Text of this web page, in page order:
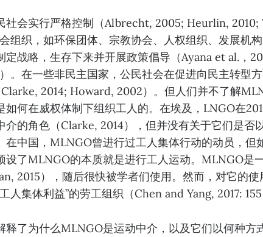
社会实行严格控制（Albrecht, 2005; Heurlin,
组织，如环保团体、宗教协会、人权组织、发展机
定战略，生存下来并开展政策倡导（Ayana et al.，
。在一些非民主国家，公民社会在促进向民主转型
2014; Howard, 2002）。但人们并不了解
如何在威权体制下组织工人的。在埃及，LNGO在
介的角色（Clarke, 2014），但并没有关于它们是否
在中国，MLNGO曾进行过工人集体行动的动员，但
设了MLNGO的本质就是进行工人运动。MLNGO是
2015），随后很快被学者们使用。然而，对它的
人集体利益”的劳工组织（Chen and Yang, 2017: 155
释了为什么MLNGO是运动中介，以及它们以何种方